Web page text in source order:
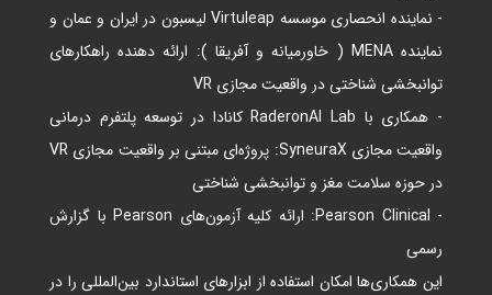
- نماینده انحصاری موسسه Virtuleap لیسبون در ایران و عمان و
نماینده MENA ( خاورمیانه و آفریقا ): ارائه دهنده راهکارهای
توانبخشی شناختی در واقعیت مجازی VR
- همکاری با RaderonAI Lab کانادا در توسعه پلتفرم درمانی
واقعیت مجازی SyneuraX: پروژه‌ای مبتنی بر واقعیت مجازی VR
در حوزه سلامت مغز و توانبخشی شناختی
- Pearson Clinical: ارائه کلیه آزمون‌های Pearson با گزارش
رسمی
این همکاری‌ها امکان استفاده از ابزارهای استاندارد بین‌المللی را در